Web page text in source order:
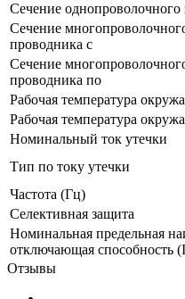
Сечение
Сечение
проводника с
Сечение
проводника по
Рабочая температура
Рабочая температура
Номинальный ток утечки
Тип по току утечки
Частота (Гц)
Селективная защита
Номинальная предельная
отключающая способность
Отзывы